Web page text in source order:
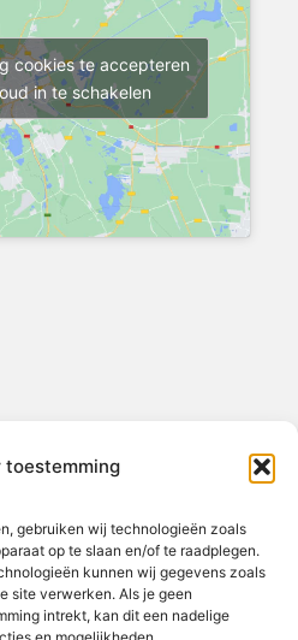
toestemming
gebruiken wij technologieën zoals
op te slaan en/of te raadplegen.
kunnen wij gegevens zoals
site verwerken. Als je geen
intrekt, kan dit een nadelige
cookies te accepteren
in te schakelen